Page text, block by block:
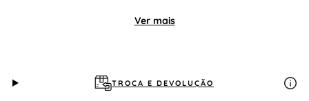
Ver mais
TROCA E DEVOLUÇÃO